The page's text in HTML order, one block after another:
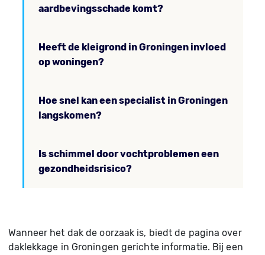
aardbevingsschade komt?
Heeft de kleigrond in Groningen invloed
op woningen?
Hoe snel kan een specialist in Groningen
langskomen?
Is schimmel door vochtproblemen een
gezondheidsrisico?
Wanneer het dak de oorzaak is, biedt de pagina over
daklekkage in Groningen gerichte informatie. Bij een